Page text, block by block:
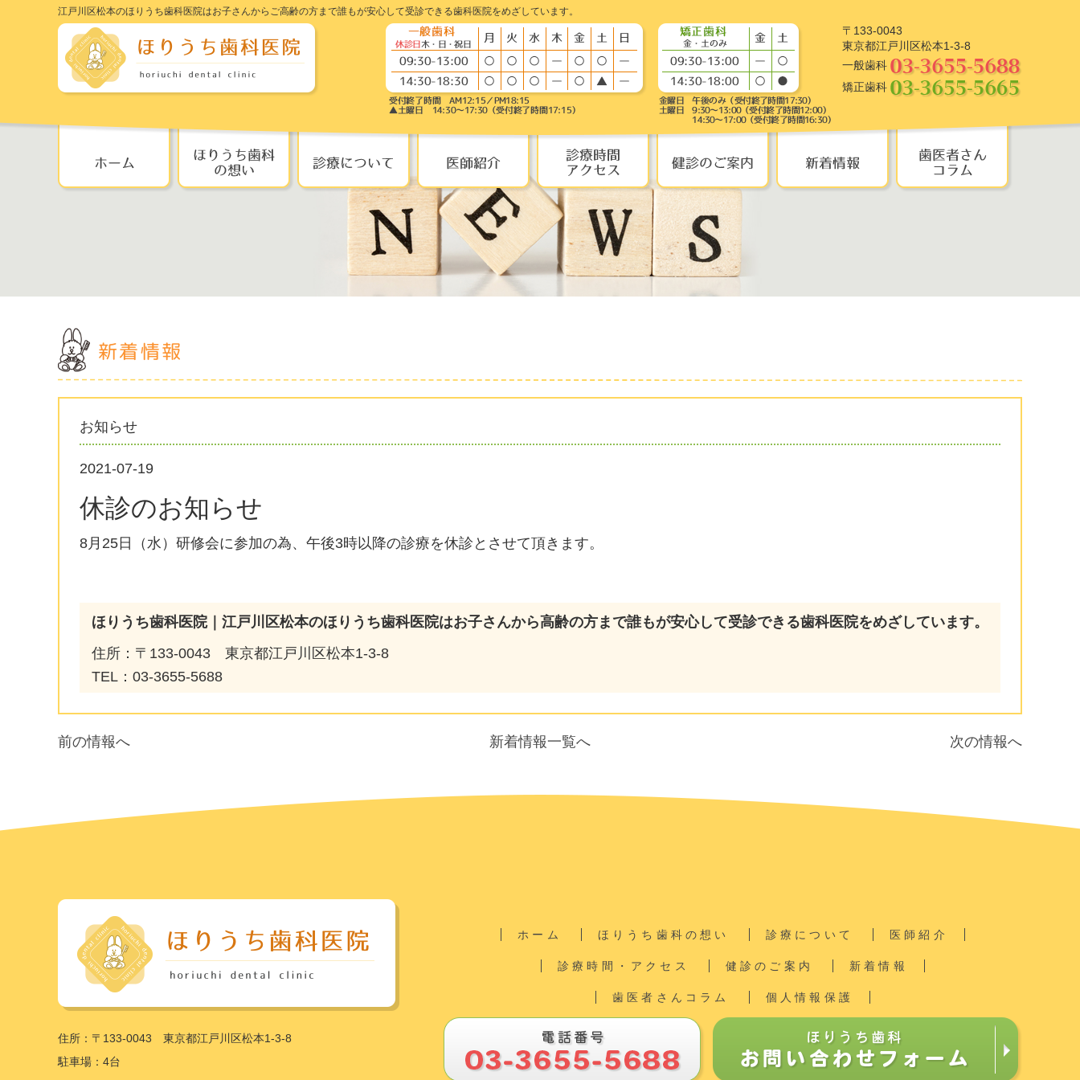
江戸川区松本のほりうち歯科医院はお子さんからご高齢の方まで誰もが安心して受診できる歯科医院をめざしています。
〒133-0043
東京都江戸川区松本1-3-8
一般歯科
矯正歯科
新着情報
お知らせ
2021-07-19
休診のお知らせ
8月25日（水）研修会に参加の為、午後3時以降の診療を休診とさせて頂きます。
ほりうち歯科医院｜江戸川区松本のほりうち歯科医院はお子さんから高齢の方まで誰もが安心して受診できる歯科医院をめざしています。
住所：〒133-0043 東京都江戸川区松本1-3-8
TEL：03-3655-5688
前の情報へ 新着情報一覧へ 次の情報へ
住所：〒133-0043 東京都江戸川区松本1-3-8
駐車場：4台
ホーム ほりうち歯科の想い 診療について 医師紹介
診療時間・アクセス 健診のご案内 新着情報
歯医者さんコラム 個人情報保護